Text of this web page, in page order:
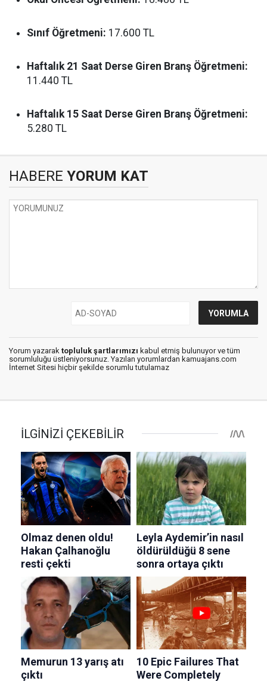
Sınıf Öğretmeni: 17.600 TL
Haftalık 21 Saat Derse Giren Branş Öğretmeni:
11.440 TL
Haftalık 15 Saat Derse Giren Branş Öğretmeni:
5.280 TL
HABERE YORUM KAT
Yorum yazarak topluluk şartlarımızı kabul etmiş bulunuyor ve tüm
sorumluluğu üstleniyorsunuz. Yazılan yorumlardan kamuajans.com
İnternet Sitesi hiçbir şekilde sorumlu tutulamaz